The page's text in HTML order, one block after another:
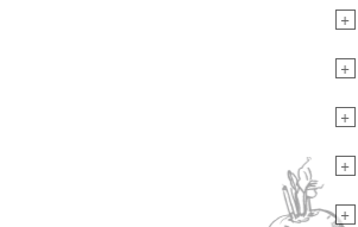
+
+
+
+
+